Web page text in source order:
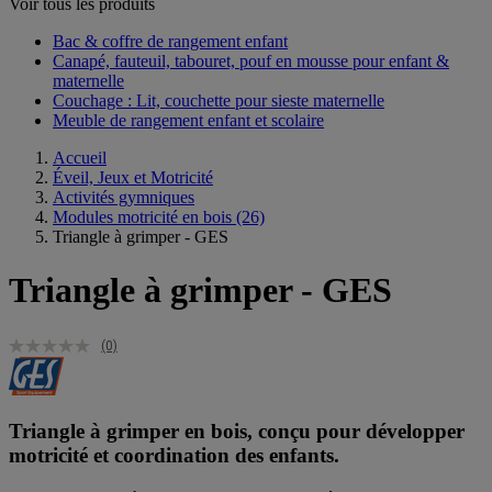
Bac & coffre de rangement enfant​
Canapé, fauteuil, tabouret, pouf en mousse pour enfant &
maternelle
Couchage : Lit, couchette pour sieste maternelle​
Meuble de rangement enfant et scolaire
Accueil
Éveil, Jeux et Motricité
Activités gymniques
Modules motricité en bois (26)
Triangle à grimper - GES
Triangle à grimper - GES
(0)
Triangle à grimper en bois, conçu pour développer
motricité et coordination des enfants.